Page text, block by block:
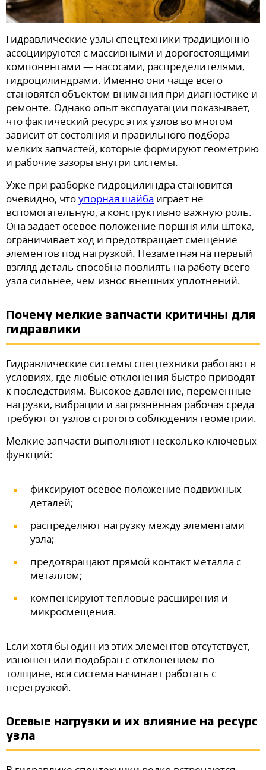
Гидравлические узлы спецтехники традиционно
ассоциируются с массивными и дорогостоящими
компонентами — насосами, распределителями,
гидроцилиндрами. Именно они чаще всего
становятся объектом внимания при диагностике и
ремонте. Однако опыт эксплуатации показывает,
что фактический ресурс этих узлов во многом
зависит от состояния и правильного подбора
мелких запчастей, которые формируют геометрию
и рабочие зазоры внутри системы.
Уже при разборке гидроцилиндра становится
очевидно, чтоупорная шайба играет не
вспомогательную, а конструктивно важную роль.
Она задаёт осевое положение поршня или штока,
ограничивает ход и предотвращает смещение
элементов под нагрузкой. Незаметная на первый
взгляд деталь способна повлиять на работу всего
узла сильнее, чем износ внешних уплотнений.
Почему мелкие запчасти критичны для
гидравлики
Гидравлические системы спецтехники работают в
условиях, где любые отклонения быстро приводят
к последствиям. Высокое давление, переменные
нагрузки, вибрации и загрязнённая рабочая среда
требуют от узлов строгого соблюдения геометрии.
Мелкие запчасти выполняют несколько ключевых
функций:
фиксируют осевое положение подвижных
деталей;
распределяют нагрузку между элементами
узла;
предотвращают прямой контакт металла с
металлом;
компенсируют тепловые расширения и
микросмещения.
Если хотя бы один из этих элементов отсутствует,
изношен или подобран с отклонением по
толщине, вся система начинает работать с
перегрузкой.
Осевые нагрузки и их влияние на ресурс
узла